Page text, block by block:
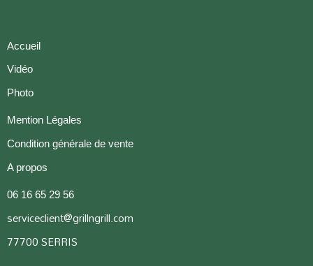
Accueil
Vidéo
Photo
Mention Légales
Condition générale de vente
A propos
06 16 65 29 56
serviceclient@grillngrill.com
77700 SERRIS